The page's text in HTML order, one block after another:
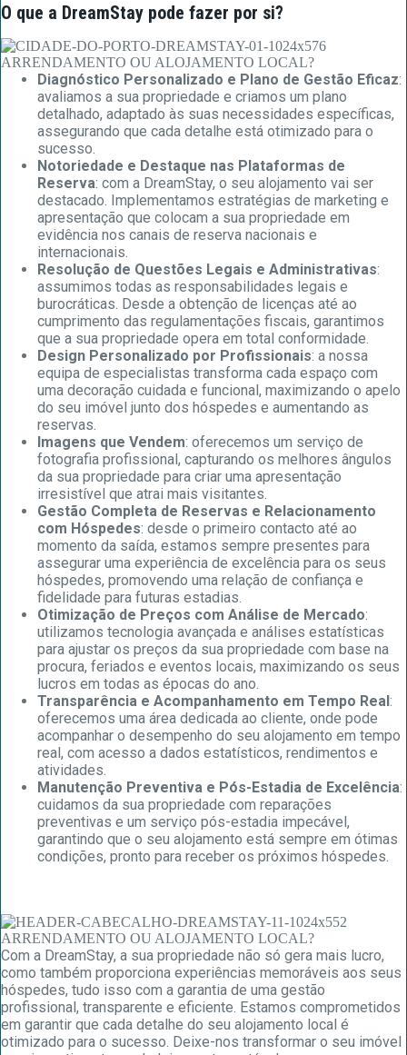
O que a DreamStay pode fazer por si?
Diagnóstico Personalizado e Plano de Gestão Eficaz:
avaliamos a sua propriedade e criamos um plano
detalhado, adaptado às suas necessidades específicas,
assegurando que cada detalhe está otimizado para o
sucesso.
Notoriedade e Destaque nas Plataformas de
Reserva: com a DreamStay, o seu alojamento vai ser
destacado. Implementamos estratégias de marketing e
apresentação que colocam a sua propriedade em
evidência nos canais de reserva nacionais e
internacionais.
Resolução de Questões Legais e Administrativas:
assumimos todas as responsabilidades legais e
burocráticas. Desde a obtenção de licenças até ao
cumprimento das regulamentações fiscais, garantimos
que a sua propriedade opera em total conformidade.
Design Personalizado por Profissionais: a nossa
equipa de especialistas transforma cada espaço com
uma decoração cuidada e funcional, maximizando o apelo
do seu imóvel junto dos hóspedes e aumentando as
reservas.
Imagens que Vendem: oferecemos um serviço de
fotografia profissional, capturando os melhores ângulos
da sua propriedade para criar uma apresentação
irresistível que atrai mais visitantes.
Gestão Completa de Reservas e Relacionamento
com Hóspedes: desde o primeiro contacto até ao
momento da saída, estamos sempre presentes para
assegurar uma experiência de excelência para os seus
hóspedes, promovendo uma relação de confiança e
fidelidade para futuras estadias.
Otimização de Preços com Análise de Mercado:
utilizamos tecnologia avançada e análises estatísticas
para ajustar os preços da sua propriedade com base na
procura, feriados e eventos locais, maximizando os seus
lucros em todas as épocas do ano.
Transparência e Acompanhamento em Tempo Real:
oferecemos uma área dedicada ao cliente, onde pode
acompanhar o desempenho do seu alojamento em tempo
real, com acesso a dados estatísticos, rendimentos e
atividades.
Manutenção Preventiva e Pós-Estadia de Excelência:
cuidamos da sua propriedade com reparações
preventivas e um serviço pós-estadia impecável,
garantindo que o seu alojamento está sempre em ótimas
condições, pronto para receber os próximos hóspedes.
Com a DreamStay, a sua propriedade não só gera mais lucro,
como também proporciona experiências memoráveis aos seus
hóspedes, tudo isso com a garantia de uma gestão
profissional, transparente e eficiente. Estamos comprometidos
em garantir que cada detalhe do seu alojamento local é
otimizado para o sucesso. Deixe-nos transformar o seu imóvel